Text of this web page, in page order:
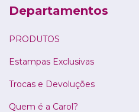
Departamentos
PRODUTOS
Estampas Exclusivas
Trocas e Devoluções
Quem é a Carol?